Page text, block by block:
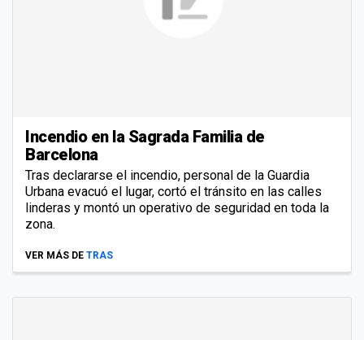
Incendio en la Sagrada Familia de
Barcelona
Tras declararse el incendio, personal de la Guardia
Urbana evacuó el lugar, cortó el tránsito en las calles
linderas y montó un operativo de seguridad en toda la
zona.
VER MÁS DE TRAS